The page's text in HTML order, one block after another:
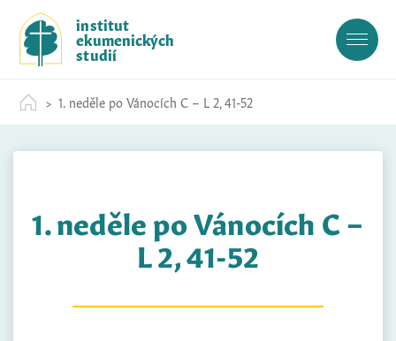
c
institut
ekumenických
studií
1. neděle po Vánocích C – L 2, 41-52
1. neděle po Vánocích C –
L 2, 41-52